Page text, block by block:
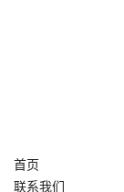
首页
联系我们